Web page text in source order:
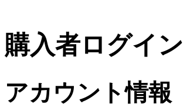
購入者ログイン
アカウント情報